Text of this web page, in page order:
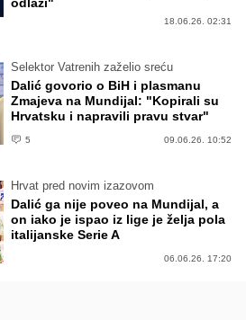
18.06.26. 02:31
Selektor Vatrenih zaželio sreću
Dalić govorio o BiH i plasmanu
Zmajeva na Mundijal: "Kopirali su
Hrvatsku i napravili pravu stvar"
5 09.06.26. 10:52
Hrvat pred novim izazovom
Dalić ga nije poveo na Mundijal, a
on iako je ispao iz lige je želja pola
italijanske Serie A
06.06.26. 17:20